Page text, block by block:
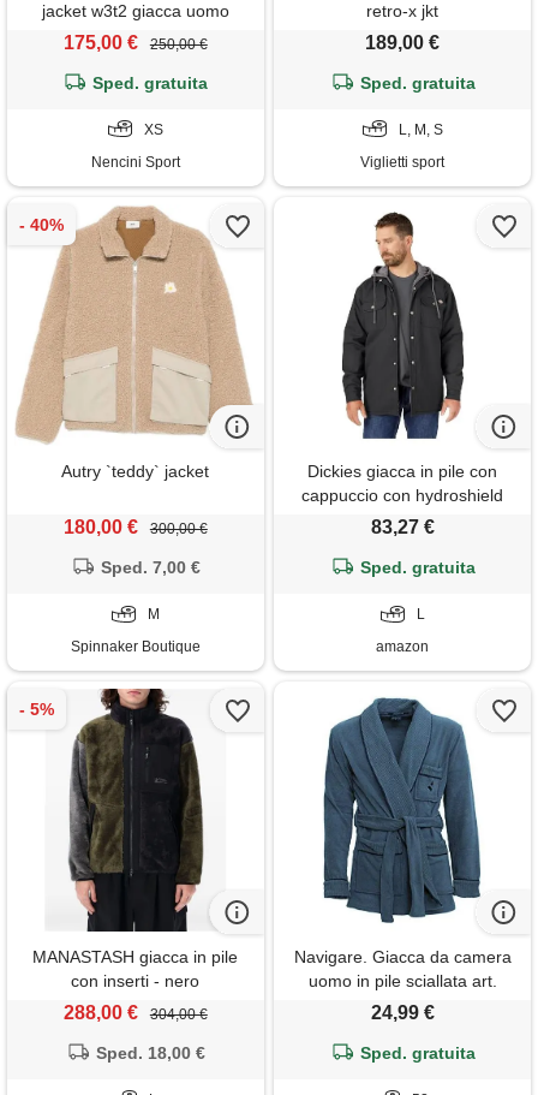
jacket w3t2 giacca uomo
175,00 € 250,00 €
Sped. gratuita
XS
Nencini Sport
retro-x jkt
189,00 €
Sped. gratuita
L, M, S
Viglietti sport
Autry `teddy` jacket
180,00 € 300,00 €
Sped. 7,00 €
M
Spinnaker Boutique
Dickies giacca in pile con
cappuccio con hydroshield
abbigliamento per esterno da
83,27 €
Sped. gratuita
L
amazon
MANASTASH giacca in pile
con inserti - nero
288,00 € 304,00 €
Sped. 18,00 €
Navigare. Giacca da camera
uomo in pile sciallata art.
14900 (52/xl, jeans)
24,99 €
Sped. gratuita